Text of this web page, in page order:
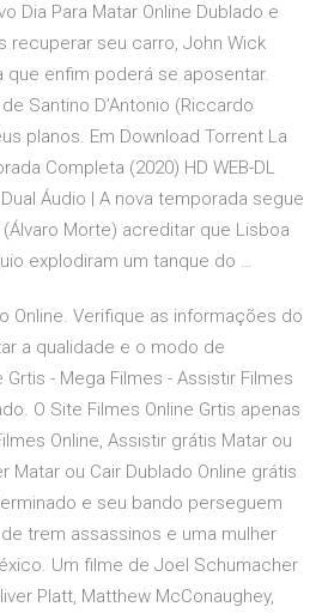
Dia Para Matar Online Dublado e
recuperar seu carro, John Wick
que enfim poderá se aposentar.
Santino D’Antonio (Riccardo
planos. Em Download Torrent La
Completa (2020) HD WEB-DL
Áudio | A nova temporada segue
Morte) acreditar que Lisboa
explodiram um tanque do …
Online. Verifique as informações do
a qualidade e o modo de
Grtis - Mega Filmes - Assistir Filmes
O Site Filmes Online Grtis apenas
Online, Assistir grátis Matar ou
Matar ou Cair Dublado Online grátis
e seu bando perseguem
trem assassinos e uma mulher
Um filme de Joel Schumacher
Platt, Matthew McConaughey,